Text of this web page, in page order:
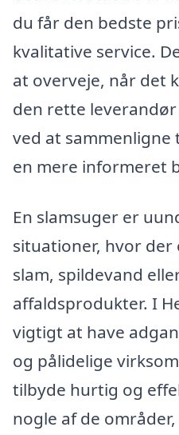
du får den bedste
kvalitative service.
at overveje, når det
den rette
ved at
en mere informeret
En slamsuger er
situationer, hvor
slam, spildevand
affaldsprodukter. I
vigtigt at have
og pålidelige
tilbyde hurtig og
nogle af de